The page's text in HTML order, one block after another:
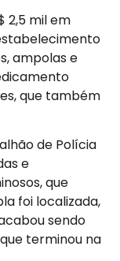
2,5 mil em
ampolas e
que também
de Polícia
e
que
foi localizada,
sendo
terminou na